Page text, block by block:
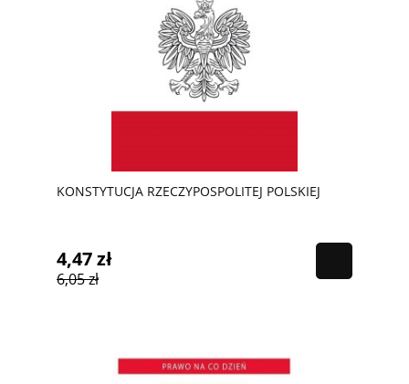
KONSTYTUCJA RZECZYPOSPOLITEJ POLSKIEJ
4,47 zł
6,05 zł